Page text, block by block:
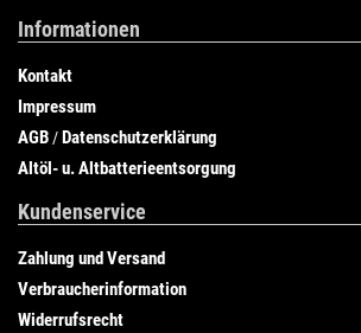
Informationen
Kontakt
Impressum
AGB /Datenschutzerklärung
Altöl- u. Altbatterieentsorgung
Kundenservice
Zahlung und Versand
Verbraucherinformation
Widerrufsrecht